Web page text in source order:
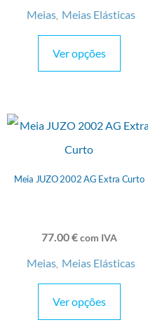
Meias, Meias Elásticas
Ver opções
Meia JUZO 2002 AG Extra Curto
77.00€ com IVA
Meias, Meias Elásticas
Ver opções